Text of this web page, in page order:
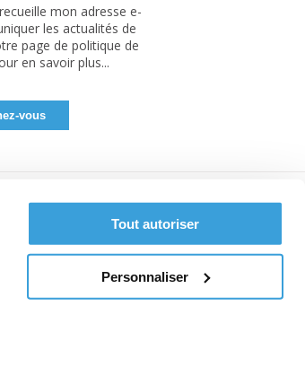
Tout autoriser
Personnaliser
mon adresse e-
les actualités de
page de politique de
en savoir plus...